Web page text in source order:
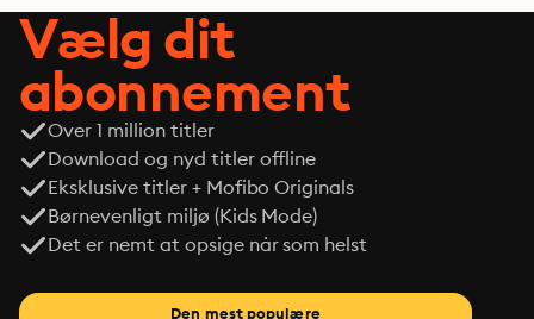
Vælg dit
abonnement
Over 1 million titler
Download og nyd titler offline
Eksklusive titler + Mofibo Originals
Børnevenligt miljø (Kids Mode)
Det er nemt at opsige når som helst
Den mest populære